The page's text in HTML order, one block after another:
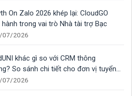
On Zalo 2026 khép lại: CloudGO
hành trong vai trò Nhà tài trợ Bạc
07/2026
khác gì so với CRM thông
So sánh chi tiết cho đơn vị tuyển
07/2026